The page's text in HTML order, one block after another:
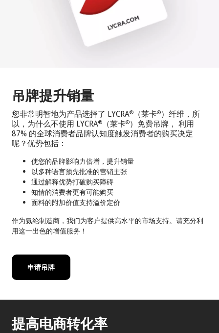
吊牌提升销量
您非常明智地为产品选择了 LYCRA® （莱卡®）纤维，所
以，为什么不使用 LYCRA® （莱卡®）免费吊牌， 利用
87% 的全球消费者品牌认知度触发消费者的购买决定
呢？优势包括：
使您的品牌影响力倍增，提升销量
以多种语言预先批准的营销主张
通过解释优势打破购买障碍
知情的消费者更有可能购买
面料的附加价值支持溢价定价
作为氨纶制造商，我们为客户提供高水平的市场支持。请充分利
用这一出色的增值服务！
申请吊牌
提高电商转化率